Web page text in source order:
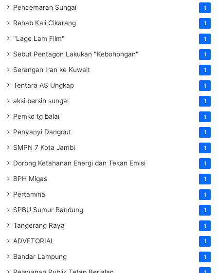
Pencemaran Sungai 1
Rehab Kali Cikarang 1
"Lage Lam Film" 1
Sebut Pentagon Lakukan "Kebohongan" 1
Serangan Iran ke Kuwait 1
Tentara AS Ungkap 1
aksi bersih sungai 1
Pemko tg balai 1
Penyanyi Dangdut 1
SMPN 7 Kota Jambi 1
Dorong Ketahanan Energi dan Tekan Emisi 1
BPH Migas 1
Pertamina 1
SPBU Sumur Bandung 1
Tangerang Raya 1
ADVETORIAL 1
Bandar Lampung 1